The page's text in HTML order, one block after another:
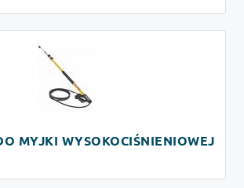
MYJKI WYSOKOCIŚNIENIOWEJ